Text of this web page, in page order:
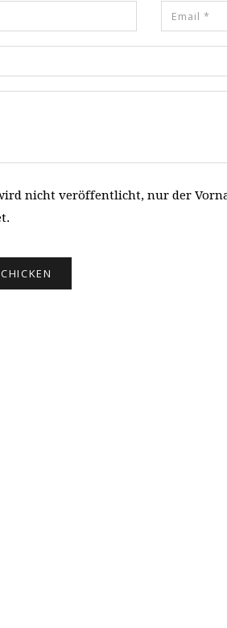
nicht veröffentlicht, nur der